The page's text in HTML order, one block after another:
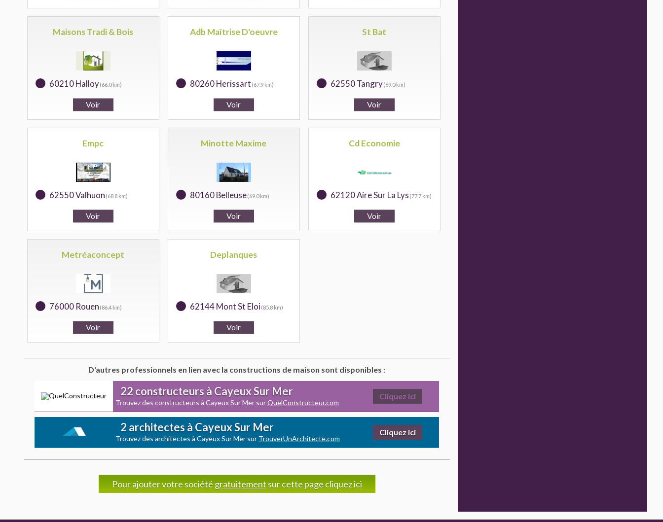
Maisons Tradi & Bois
60210 Halloy(66.0 km)
Adb Maîtrise D'oeuvre
80260 Herissart (67.9 km)
St Bat
62550 Tangry(69.0 km)
Empc
62550 Valhuon (68.8 km)
Minotte Maxime
80160 Belleuse(69.0 km)
Cd Economie
62120 Aire Sur La Lys (77.7 km)
Metréaconcept
76000 Rouen (86.4 km)
Deplanques
62144 Mont St Eloi (85.8 km)
D'autres professionnels en lien avec la constructions de maison sont disponibles :
22 constructeurs à Cayeux Sur Mer
Trouvez des constructeurs à Cayeux Sur Mer surQuelConstructeur.com
Cliquez ici
2 architectes à Cayeux Sur Mer
Trouvez des architectes à Cayeux Sur Mer sur TrouverUnArchitecte.com
Cliquez ici
Pour ajouter votre société gratuitement sur cette page cliquez ici